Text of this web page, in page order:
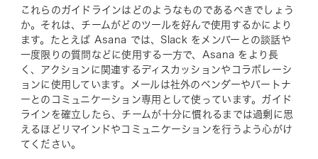
これらのガイドラインはどのようなものであるべきでしょう
か。それは、チームがどのツールを好んで使用するかにより
ます。たとえば Asana では、Slack をメンバーとの談話や
一度限りの質問などに使用する一方で、Asana をより長
く、アクションに関連するディスカッションやコラボレーシ
ョンに使用しています。メールは社外のベンダーやパートナ
ーとのコミュニケーション専用として使っています。ガイド
ラインを確立したら、チームが十分に慣れるまでは過剰に思
えるほどリマインドやコミュニケーションを行うよう心がけ
てください。